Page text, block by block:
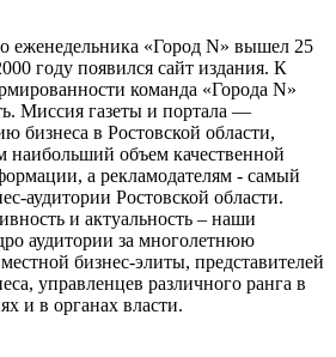
еженедельника «Город N» вышел 25
году появился сайт издания. К
команда «Города N»
Миссия газеты и портала —
бизнеса в Ростовской области,
наибольший объем качественной
а рекламодателям - самый
аудитории Ростовской области.
и актуальность – наши
аудитории за многолетнюю
бизнес-элиты, представителей
управленцев различного ранга в
и в органах власти.